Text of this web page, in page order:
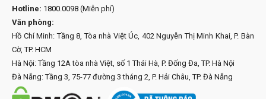
Hotline: 1800.0098 (Miễn phí)
Văn phòng:
Hồ Chí Minh: Tầng 8, Tòa nhà Việt Úc, 402 Nguyễn Thị Minh Khai, P. Bàn
Cờ, TP. HCM
Hà Nội: Tầng 12A tòa nhà Việt, số 1 Thái Hà, P. Đống Đa, TP. Hà Nội
Đà Nẵng: Tầng 3, 75-77 đường 3 tháng 2, P. Hải Châu, TP. Đà Nẵng